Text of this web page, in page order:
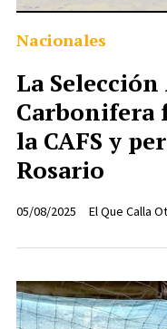
La
Carbonifera
la CAFS y
Rosario
El Que Calla
Nacionales
05/08/2025